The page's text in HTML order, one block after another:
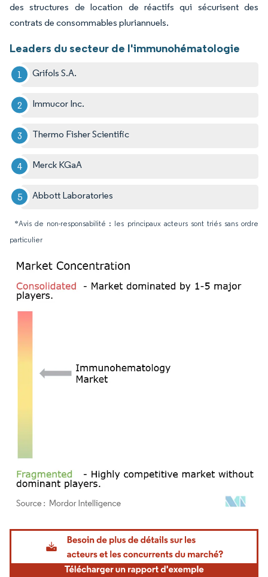
des structures de location de réactifs qui sécurisent des
contrats de consommables pluriannuels.
Leaders du secteur de l'immunohématologie
Grifols S.A.
Immucor Inc.
Thermo Fisher Scientific
Merck KGaA
Abbott Laboratories
*Avis de non-responsabilité : les principaux acteurs sont triés sans ordre
particulier
Image © Mordor Intelligence. La réutilisation nécessite une attribution sous CC BY